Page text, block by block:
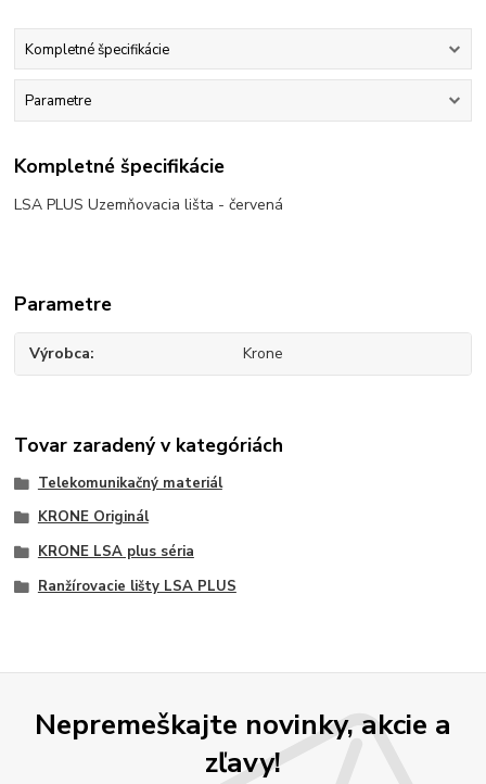
Kompletné špecifikácie
Parametre
Kompletné špecifikácie
LSA PLUS Uzemňovacia lišta - červená
Parametre
Výrobca Krone
Tovar zaradený v kategóriách
Telekomunikačný materiál
KRONE Originál
KRONE LSA plus séria
Ranžírovacie lišty LSA PLUS
Nepremeškajte novinky, akcie a
zľavy!